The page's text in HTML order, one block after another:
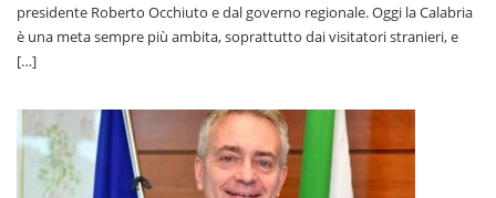
presidente Roberto Occhiuto e dal governo regionale. Oggi la Calabria
è una meta sempre più ambita, soprattutto dai visitatori stranieri, e
[…]